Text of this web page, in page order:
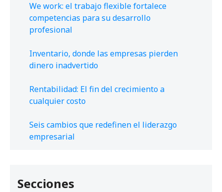
We work: el trabajo flexible fortalece
competencias para su desarrollo
profesional
Inventario, donde las empresas pierden
dinero inadvertido
Rentabilidad: El fin del crecimiento a
cualquier costo
Seis cambios que redefinen el liderazgo
empresarial
Secciones